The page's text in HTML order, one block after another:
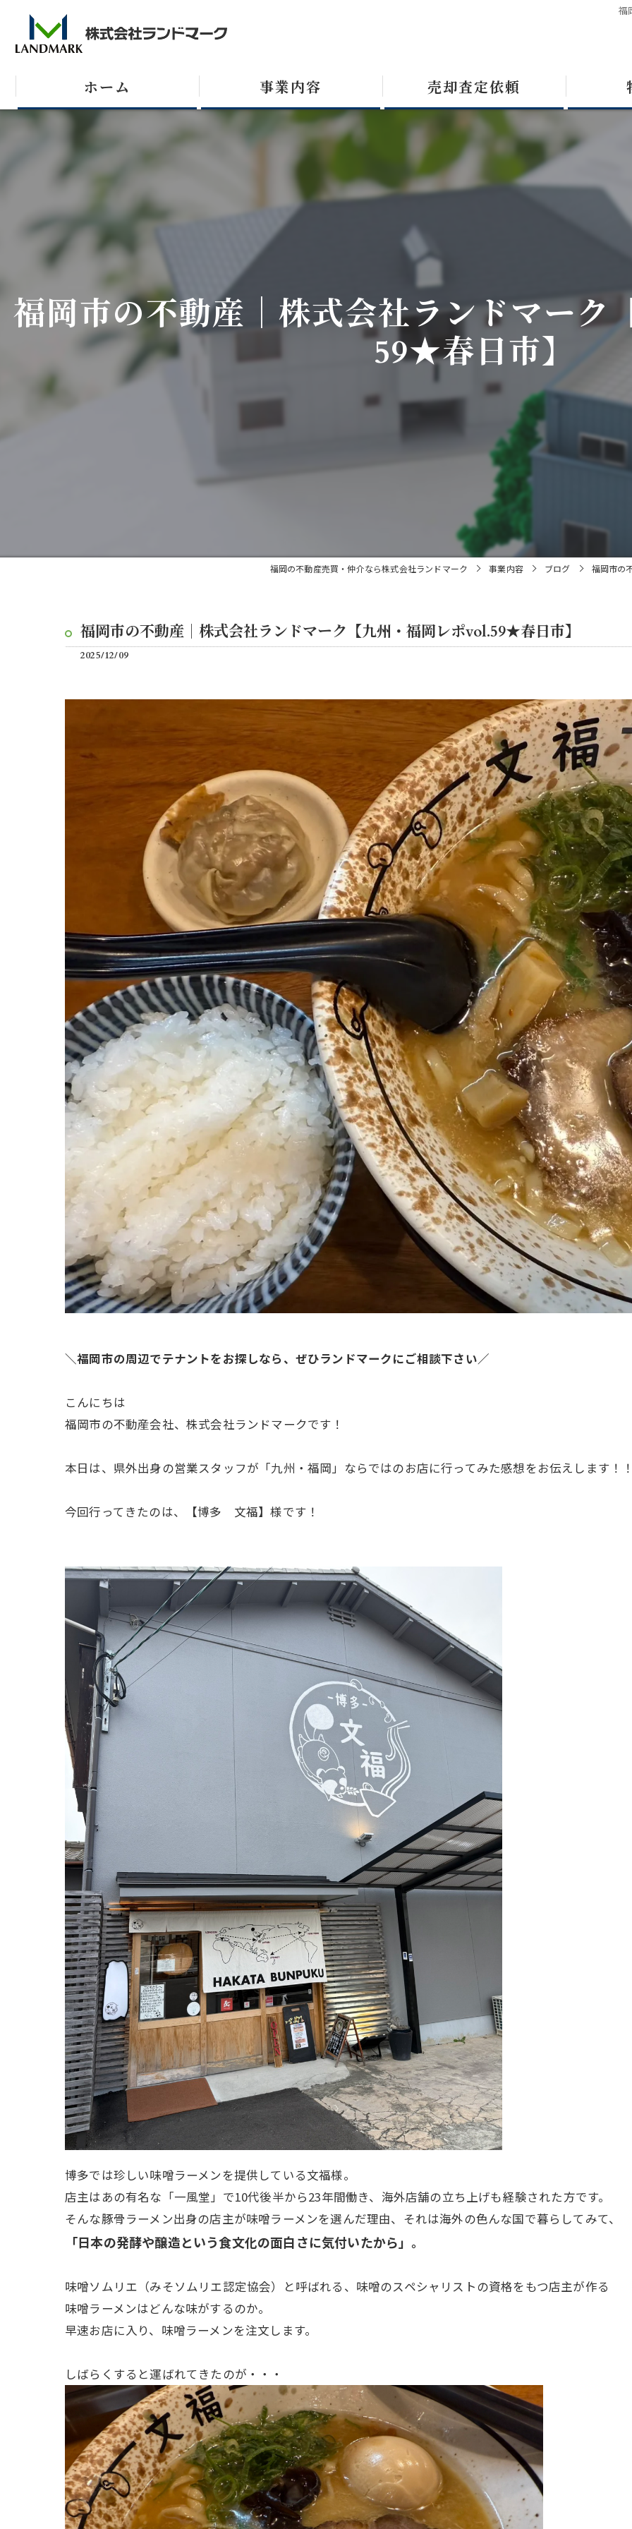
福
ホーム 事業内容 売却査定依頼
福岡市の不動産｜株式会社ランドマーク
59★春日市】
福岡の不動産売買・仲介なら株式会社ランドマーク 事業内容 ブログ 福岡市の
福岡市の不動産｜株式会社ランドマーク【九州・福岡レポvol.59★春日市】
2025/12/09
＼福岡市の周辺でテナントをお探しなら、ぜひランドマークにご相談下さい／
こんにちは
福岡市の不動産会社、株式会社ランドマークです！
本日は、県外出身の営業スタッフが「九州・福岡」ならではのお店に行ってみた感想をお伝えします！
今回行ってきたのは、【博多 文福】様です！
博多では珍しい味噌ラーメンを提供している文福様。
店主はあの有名な「一風堂」で10代後半から23年間働き、海外店舗の立ち上げも経験された方です。
そんな豚骨ラーメン出身の店主が味噌ラーメンを選んだ理由、それは海外の色んな国で暮らしてみて、
「日本の発酵や醸造という食文化の面白さに気付いたから」。
味噌ソムリエ（みそソムリエ認定協会）と呼ばれる、味噌のスペシャリストの資格をもつ店主が作る
味噌ラーメンはどんな味がするのか。
早速お店に入り、味噌ラーメンを注文します。
しばらくすると運ばれてきたのが・・・